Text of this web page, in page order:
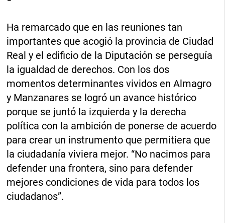
Ha remarcado que en las reuniones tan
importantes que acogió la provincia de Ciudad
Real y el edificio de la Diputación se perseguía
la igualdad de derechos. Con los dos
momentos determinantes vividos en Almagro
y Manzanares se logró un avance histórico
porque se juntó la izquierda y la derecha
política con la ambición de ponerse de acuerdo
para crear un instrumento que permitiera que
la ciudadanía viviera mejor. “No nacimos para
defender una frontera, sino para defender
mejores condiciones de vida para todos los
ciudadanos”.